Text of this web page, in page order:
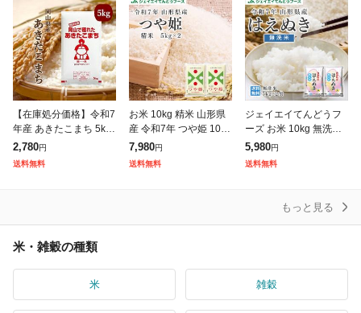
【在庫処分価格】令和7
年産 あきたこまち 5kg
(5kg×1袋) 岡山県産 ブ
ランド米 米 お米 送料
無料 5キロ 北海道・沖
2,780円
送料無料
お米 10kg 精米 山形県
産 令和7年 つや姫 10kg
(5kg×2袋) 【キャンセ
ル不可・着日指定不
可】【※沖縄・離島は
7,980円
送料無料
ジェイエイてんどうフ
ーズ お米 10kg 無洗米
山形県産 令和7年 はえ
ぬき 無洗米 10kg(5kg×
2袋) 【※キャンセル
5,980円
送料無料
もっと見る
米・雑穀の種類
米 雑穀